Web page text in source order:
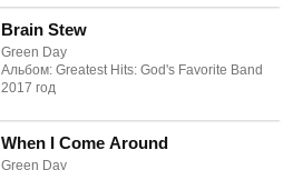
Brain Stew
Green Day
Альбом: Greatest Hits: God's Favorite Band
2017 год
When I Come Around
Green Day